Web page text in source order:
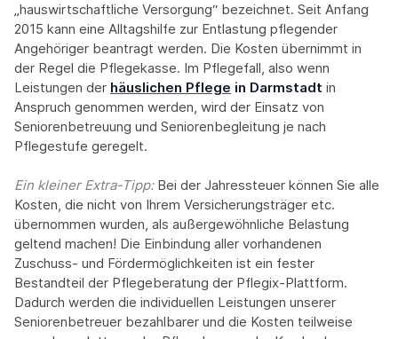
„hauswirtschaftliche Versorgung“ bezeichnet. Seit Anfang
2015 kann eine Alltagshilfe zur Entlastung pflegender
Angehöriger beantragt werden. Die Kosten übernimmt in
der Regel die Pflegekasse. Im Pflegefall, also wenn
Leistungen der häuslichen Pflege in Darmstadt in
Anspruch genommen werden, wird der Einsatz von
Seniorenbetreuung und Seniorenbegleitung je nach
Pflegestufe geregelt.
Ein kleiner Extra-Tipp:‍ Bei der Jahressteuer können Sie alle
Kosten, die nicht von Ihrem Versicherungsträger etc.
übernommen wurden, als außergewöhnliche Belastung
geltend machen! Die Einbindung aller vorhandenen
Zuschuss- und Fördermöglichkeiten ist ein fester
Bestandteil der Pflegeberatung der Pflegix-Plattform.
Dadurch werden die individuellen Leistungen unserer
Seniorenbetreuer bezahlbarer und die Kosten teilweise